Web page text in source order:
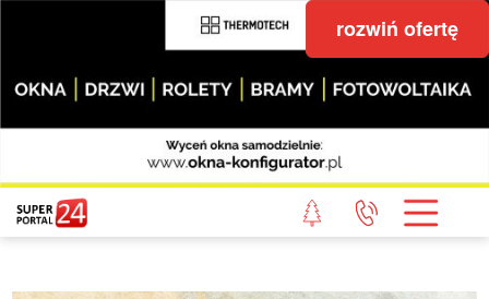
rozwiń ofertę
STRONA GŁÓWNA
POWIAT GRYFICKI